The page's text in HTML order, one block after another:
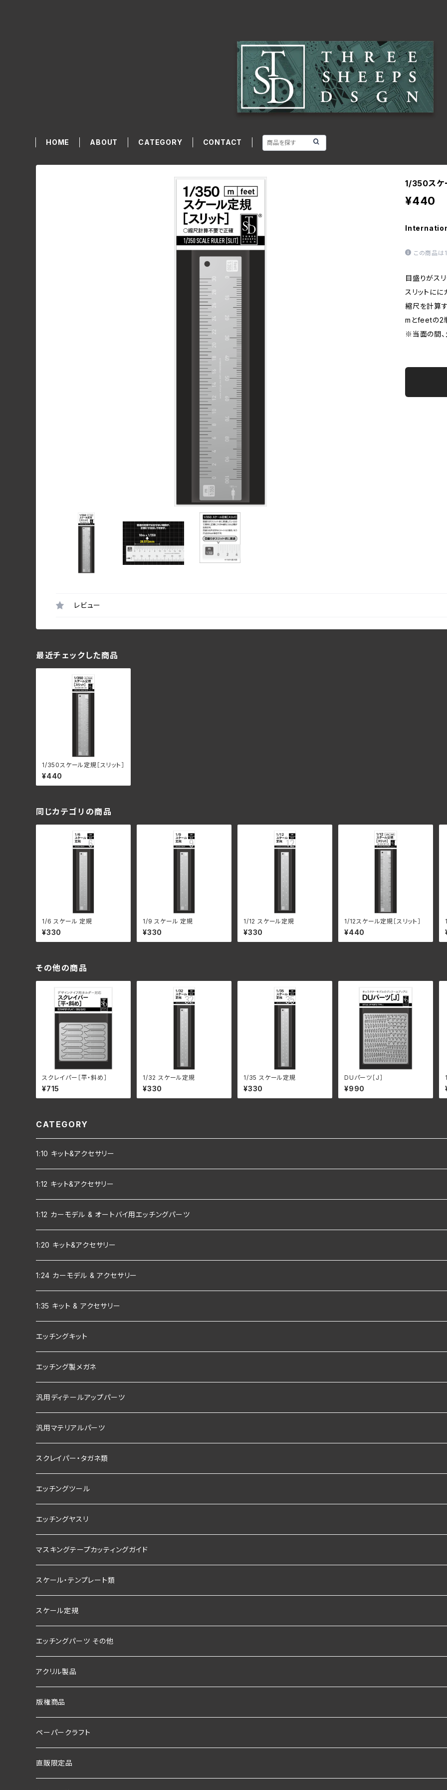
HOME ABOUT CATEGORY CONTACT
1/350スケ
¥440
この商品は
目盛りがス
スリットに
縮尺を計算
mとfeetの2
※当面の間、
レビュー
最近チェックした商品
1/350スケール定規［スリット］
¥440
同じカテゴリの商品
1/6 スケール 定規
¥330
1/9 スケール 定規
¥330
1/12 スケール定規
¥330
1/12スケール定規［スリット］
¥440
その他の商品
スクレイパー［平・斜め］
¥715
1/32 スケール定規
¥330
1/35 スケール定規
¥330
DUパーツ［J］
¥990
CATEGORY
1:10 キット&アクセサリー
1:12 キット&アクセサリー
1:12 カーモデル & オートバイ用エッチングパーツ
1:20 キット&アクセサリー
1:24 カーモデル & アクセサリー
1:35 キット & アクセサリー
エッチングキット
エッチング製メガネ
汎用ディテールアップパーツ
汎用マテリアルパーツ
スクレイパー・タガネ類
エッチングツール
エッチングヤスリ
マスキングテープカッティングガイド
スケール・テンプレート類
スケール定規
エッチングパーツ その他
アクリル製品
版権商品
ペーパークラフト
直販限定品